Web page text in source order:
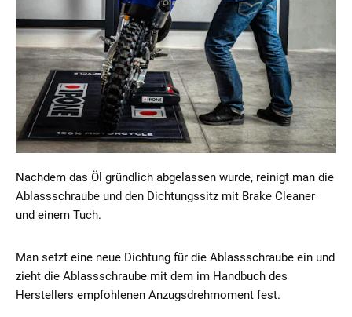
Nachdem das Öl gründlich abgelassen wurde, reinigt man die
Ablassschraube und den Dichtungssitz mit Brake Cleaner
und einem Tuch.
Man setzt eine neue Dichtung für die Ablassschraube ein und
zieht die Ablassschraube mit dem im Handbuch des
Herstellers empfohlenen Anzugsdrehmoment fest.